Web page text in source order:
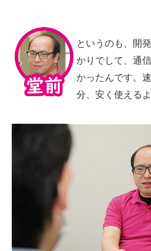
というのも、開
かりでして、通
かったんです。
分、安く使える